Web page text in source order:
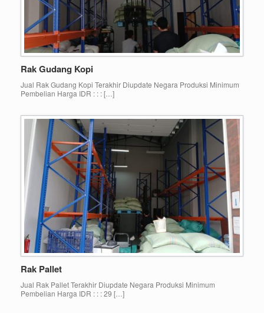
Rak Gudang Kopi
Jual Rak Gudang Kopi Terakhir Diupdate Negara Produksi Minimum
Pembelian Harga IDR : : : […]
Rak Pallet
Jual Rak Pallet Terakhir Diupdate Negara Produksi Minimum
Pembelian Harga IDR : : : 29 […]